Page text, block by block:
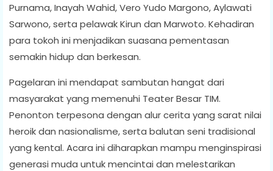
Purnama, Inayah Wahid, Vero Yudo Margono, Aylawati
Sarwono, serta pelawak Kirun dan Marwoto. Kehadiran
para tokoh ini menjadikan suasana pementasan
semakin hidup dan berkesan.
Pagelaran ini mendapat sambutan hangat dari
masyarakat yang memenuhi Teater Besar TIM.
Penonton terpesona dengan alur cerita yang sarat nilai
heroik dan nasionalisme, serta balutan seni tradisional
yang kental. Acara ini diharapkan mampu menginspirasi
generasi muda untuk mencintai dan melestarikan